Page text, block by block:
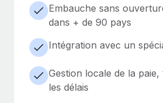
Embauche sans
dans + de 90 pays
Intégration avec un
Gestion locale de la
les délais